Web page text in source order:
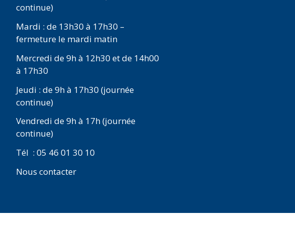
continue)
Mardi : de 13h30 à 17h30 –
fermeture le mardi matin
Mercredi de 9h à 12h30 et de 14h00
à 17h30
Jeudi : de 9h à 17h30 (journée
continue)
Vendredi de 9h à 17h (journée
continue)
Tél : 05 46 01 30 10
Nous contacter